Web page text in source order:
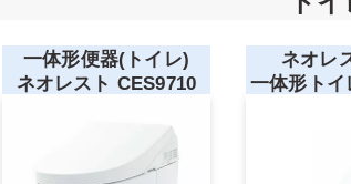
一体形便器(トイレ)
ネオレスト CES9710
ネオレ
一体形トイ